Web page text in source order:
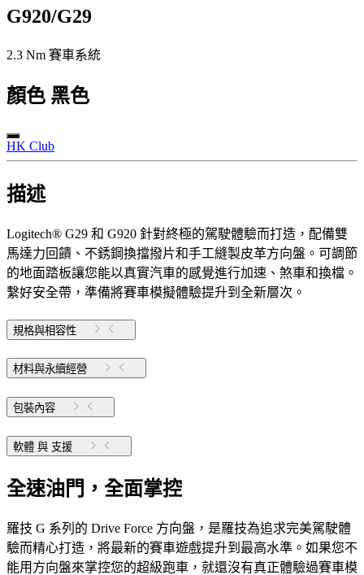
G920/G29
2.3 Nm 賽車系統
顏色 黑色
HK Club
描述
Logitech® G29 和 G920 針對終極的駕駛體驗而打造，配備雙
馬達力回饋、不銹鋼換擋撥片和手工縫製皮革方向盤。可調節
的地面踏板讓您能以真實汽車的感覺進行加速、煞車和換檔。
繫好安全帶，準備將賽車模擬體驗提升到全新層次。
規格與相容性
材料與永續經營
包裝內容
軟體 與 支援
全速油門，全面掌控
羅技 G 系列的 Drive Force 方向盤，是羅技為追求完美駕駛體
驗而精心打造，將最新的賽車遊戲提升到最高水準。如果您不
能用方向盤來掌控您的超級跑車，就還沒有真正體驗過賽車模